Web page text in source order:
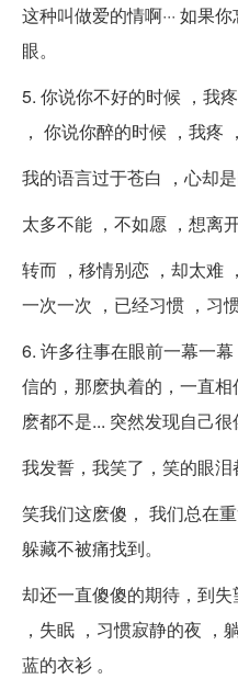
这种叫做爱的情啊··· 如果
眼。
5. 你说你不好的时候 ，我
， 你说你醉的时候 ，我疼
我的语言过于苍白 ，心却
太多不能 ，不如愿 ，想离
转而 ，移情别恋 ，却太难
一次一次 ，已经习惯 ，习
6. 许多往事在眼前一幕一
信的，那麽执着的，一直
麽都不是... 突然发现自己很
我发誓，我笑了，笑的眼泪
笑我们这麽傻， 我们总在
躲藏不被痛找到。
却还一直傻傻的期待，到
，失眠 ，习惯寂静的夜 ，
蓝的衣衫 。